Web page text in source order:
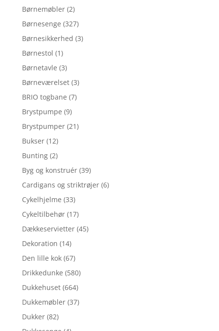
Børnemøbler (2)
Børnesenge (327)
Børnesikkerhed (3)
Børnestol (1)
Børnetavle (3)
Børneværelset (3)
BRIO togbane (7)
Brystpumpe (9)
Brystpumper (21)
Bukser (12)
Bunting (2)
Byg og konstruér (39)
Cardigans og striktrøjer (6)
Cykelhjelme (33)
Cykeltilbehør (17)
Dækkeservietter (45)
Dekoration (14)
Den lille kok (67)
Drikkedunke (580)
Dukkehuset (664)
Dukkemøbler (37)
Dukker (82)